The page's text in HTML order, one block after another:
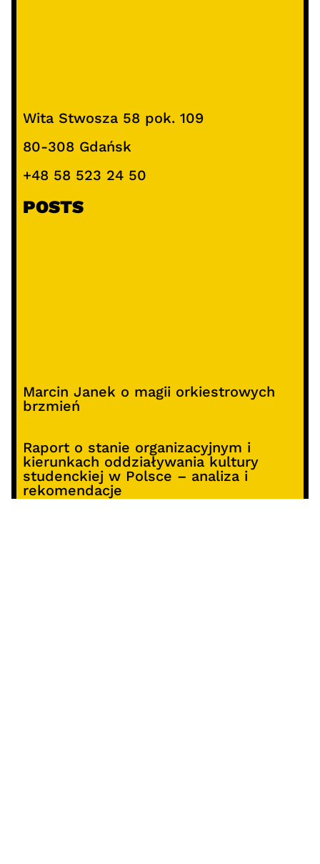
Wita Stwosza 58 pok. 109
80-308 Gdańsk
+48 58 523 24 50
POSTS
Marcin Janek o magii orkiestrowych
brzmień
Raport o stanie organizacyjnym i
kierunkach oddziaływania kultury
studenckiej w Polsce – analiza i
rekomendacje